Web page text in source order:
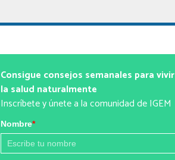
Consigue consejos semanales para vivir
la salud naturalmente
Inscríbete y únete a la comunidad de IGEM
Nombre*